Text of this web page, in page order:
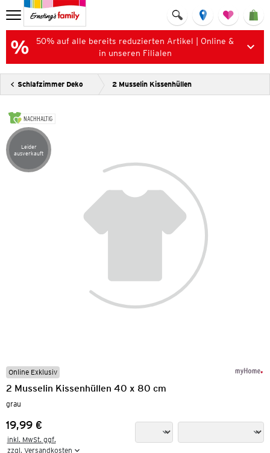
50% auf alle bereits reduzierten Artikel | Online &
in unseren Filialen
Schlafzimmer Deko 2 Musselin Kissenhüllen
NACHHALTIG
Artikel leider ausverkauft
Leider
ausverkauft
Online Exklusiv
2 Musselin Kissenhüllen 40 x 80 cm
grau
Preis:
19,99 €
inkl. MwSt. ggf.
zzgl. Versandkosten